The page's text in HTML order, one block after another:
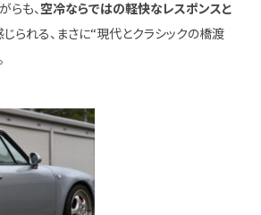
らも、空冷ならではの軽快なレスポンスと
じられる、まさに“現代とクラシックの橋渡